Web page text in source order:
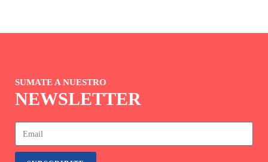
SUMATE A NUESTRO
NEWSLETTER